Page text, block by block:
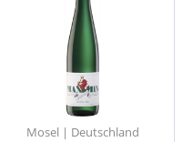
Mosel | Deutschland